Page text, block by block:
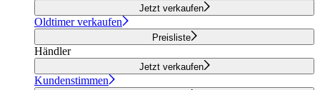
Jetzt verkaufen
Oldtimer verkaufen
Preisliste
Händler
Jetzt verkaufen
Kundenstimmen